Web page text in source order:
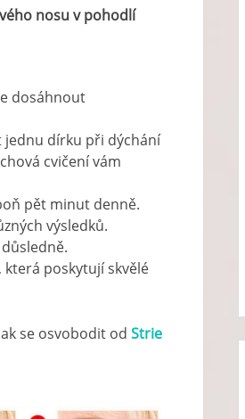
nosu v pohodlí
dosáhnout
jednu dírku při dýchání
cvičení vám
pět minut denně.
výsledků.
která poskytují skvělé
se osvobodit od Strie